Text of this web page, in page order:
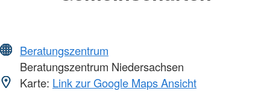
Beratungszentrum
Beratungszentrum Niedersachsen
Karte: Link zur Google Maps Ansicht